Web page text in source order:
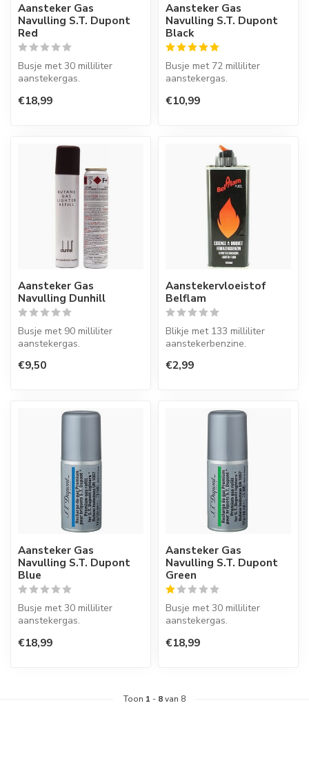
Aansteker Gas
Navulling S.T. Dupont
Red
Busje met 30 milliliter
aanstekergas.
€18,99
Aansteker Gas
Navulling S.T. Dupont
Black
Busje met 72 milliliter
aanstekergas.
€10,99
Aansteker Gas
Navulling Dunhill
Busje met 90 milliliter
aanstekergas.
€9,50
Aanstekervloeistof
Belflam
Blikje met 133 milliliter
aanstekerbenzine.
€2,99
Aansteker Gas
Navulling S.T. Dupont
Blue
Busje met 30 milliliter
aanstekergas.
€18,99
Aansteker Gas
Navulling S.T. Dupont
Green
Busje met 30 milliliter
aanstekergas.
€18,99
Toon 1 - 8van 8